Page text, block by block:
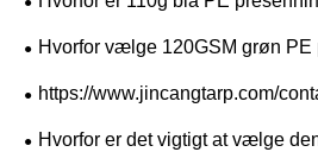
holdbar og omkostningseffektiv
Hvorfor vælge 120GSM grøn PE
og omkostningseffektiv beskyttelse?
https://www.jincangtarp.com/
Hvorfor er det vigtigt at vælge